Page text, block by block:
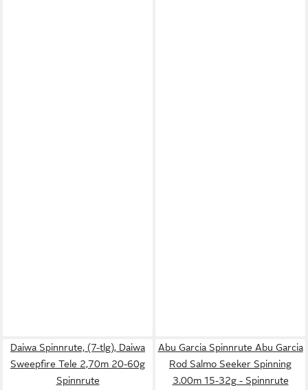
Daiwa Spinnrute, (7-tlg), Daiwa
Sweepfire Tele 2,70m 20-60g
Spinnrute
Abu Garcia Spinnrute Abu Garcia
Rod Salmo Seeker Spinning
3.00m 15-32g - Spinnrute